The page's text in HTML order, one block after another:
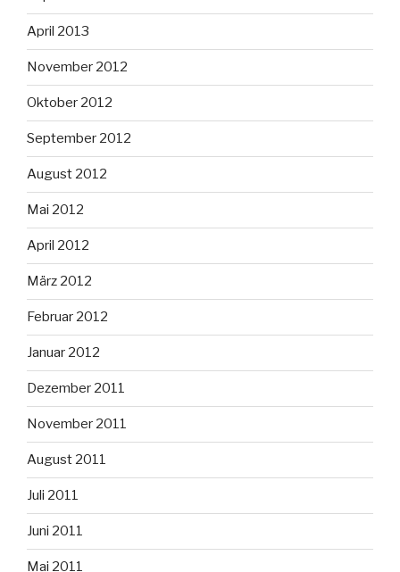
April 2013
November 2012
Oktober 2012
September 2012
August 2012
Mai 2012
April 2012
März 2012
Februar 2012
Januar 2012
Dezember 2011
November 2011
August 2011
Juli 2011
Juni 2011
Mai 2011